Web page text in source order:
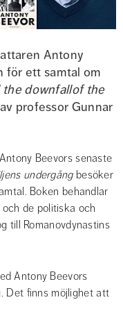
Antony
för ett samtal om
the downfallof the
professor Gunnar
Beevors senaste
undergång besöker
Boken behandlar
de politiska och
till Romanovdynastins
Antony Beevors
Det finns möjlighet att